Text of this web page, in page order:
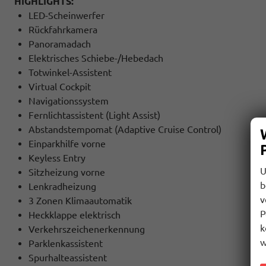
LED-Scheinwerfer
Rückfahrkamera
Panoramadach
Elektrisches Schiebe-/Hebedach
Totwinkel-Assistent
Virtual Cockpit
Navigationssystem
Fernlichtassistent (Light Assist)
Abstandstempomat (Adaptive Cruise Control)
Einparkhilfe vorne
Keyless Entry
Sitzheizung vorne
Lenkradheizung
3 Zonen Klimaautomatik
Heckklappe elektrisch
Verkehrszeichenerkennung
Parklenkassistent
Spurhalteassistent